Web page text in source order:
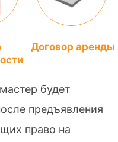
Договор аренды
будет
предъявления
право на